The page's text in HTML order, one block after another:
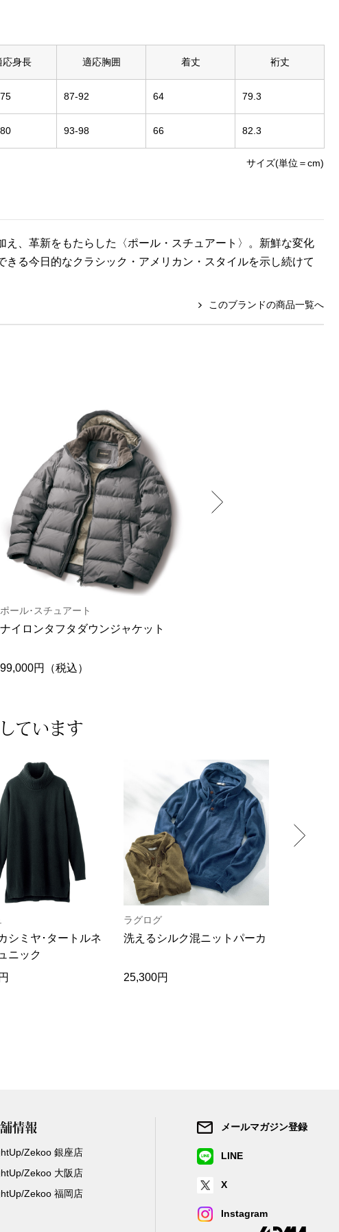
応身長 適応胸囲 着丈 裄丈
87-92 64 79.3
93-98 66 82.3
サイズ(単位＝cm)
、革新をもたらした〈ポール・スチュアート〉。新鮮な変化
る今日的なクラシック・アメリカン・スタイルを示し続けて
このブランドの商品一覧へ
ポール･スチュアート
ナイロンタフタダウンジャケット
99,000円（税込）
ています
シミヤ･タートルネ
ニック
ラグログ
洗えるシルク混ニットパーカ
25,300円
情報
Zekoo 銀座店
Zekoo 大阪店
Zekoo 福岡店
メールマガジン登録
LINE
X
Instagram